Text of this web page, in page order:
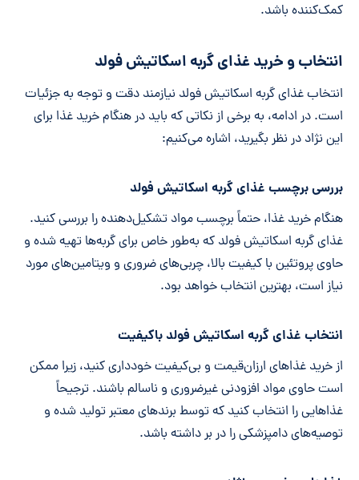
کمک‌کننده باشد.
انتخاب و خرید غذای گربه اسکاتیش فولد
انتخاب غذای گربه اسکاتیش فولد نیازمند دقت و توجه به جزئیات
است. در ادامه، به برخی از نکاتی که باید در هنگام خرید غذا برای
این نژاد در نظر بگیرید، اشاره می‌کنیم:
بررسی برچسب‌ غذای گربه اسکاتیش فولد
هنگام خرید غذا، حتماً برچسب مواد تشکیل‌دهنده را بررسی کنید.
غذای گربه اسکاتیش فولد که به‌طور خاص برای گربه‌ها تهیه شده و
حاوی پروتئین با کیفیت بالا، چربی‌های ضروری و ویتامین‌های مورد
نیاز است، بهترین انتخاب خواهد بود.
انتخاب غذای گربه اسکاتیش فولد باکیفیت
از خرید غذاهای ارزان‌قیمت و بی‌کیفیت خودداری کنید، زیرا ممکن
است حاوی مواد افزودنی غیرضروری و ناسالم باشند. ترجیحاً
غذاهایی را انتخاب کنید که توسط برندهای معتبر تولید شده و
توصیه‌های دامپزشکی را در بر داشته باشد.